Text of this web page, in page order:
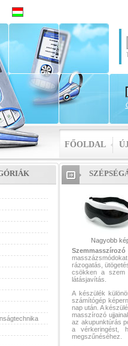
FŐOLDAL
Nagyobb
Szemmasszírozó
rázogatás,
csökken a szem
látásjavítás.
A készülék
számítógép
nap után. A
masszírozó
az akupunktúrás
a vérkeringést,
megszűnéséhez.